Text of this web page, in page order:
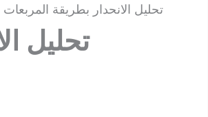
تحليل الانحدار بطريقة
تحليل